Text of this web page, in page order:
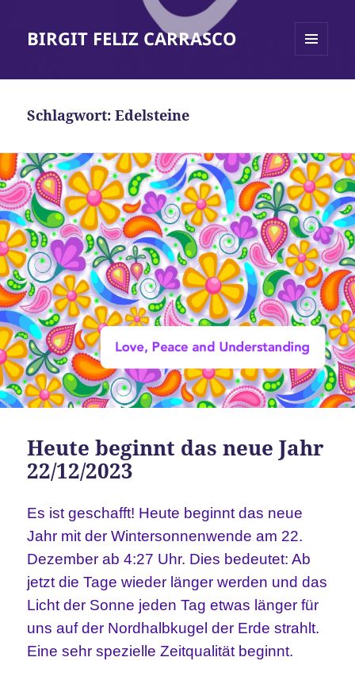
BIRGIT FELIZ CARRASCO
Schlagwort:Edelsteine
Heute beginnt das neue Jahr
22/12/2023
Es ist geschafft! Heute beginnt das neue
Jahr mit der Wintersonnenwende am 22.
Dezember ab 4:27 Uhr. Dies bedeutet: Ab
jetzt die Tage wieder länger werden und das
Licht der Sonne jeden Tag etwas länger für
uns auf der Nordhalbkugel der Erde strahlt.
Eine sehr spezielle Zeitqualität beginnt.